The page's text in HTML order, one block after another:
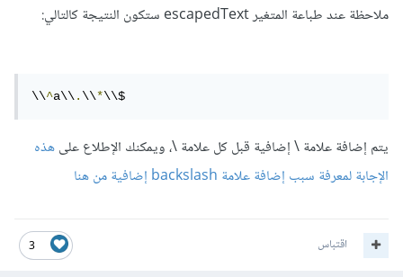
ملاحظة عند طباعة المتغير escapedText ستكون النتيجة كالتالي:
\\^a\\.\\*\\$
يتم إضافة علامة \ إضافية قبل كل علامة \، ويمكنك الإطلاع علىهذه
الإجابة لمعرفة سبب إضافة علامة backslash إضافية من هنا
3 اقتباس